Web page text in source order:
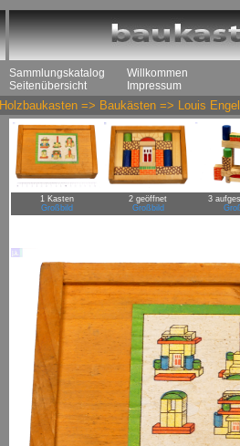
Sammlungskatalog
Seitenübersicht
Willkommen
Impressum
Holzbaukasten => Baukästen => Louis
1 Kasten
Großbild
2 geöffnet
Großbild
3